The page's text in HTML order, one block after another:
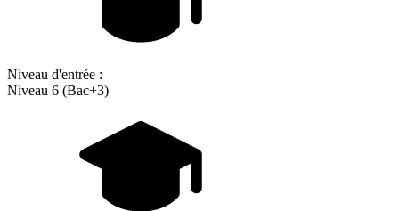
Niveau d'entrée :
Niveau 6 (Bac+3)